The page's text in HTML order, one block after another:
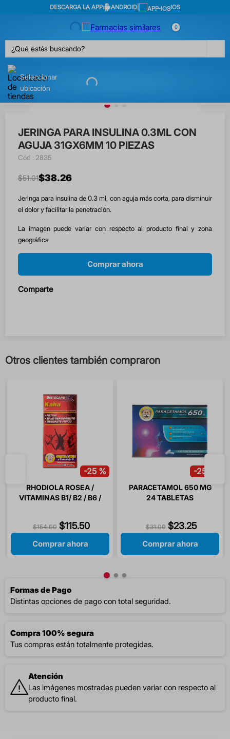
DESCARGA LA APP ANDROID IOS
0
¿Qué estás buscando?
Seleccionar
ubicación
JERINGA PARA INSULINA 0.3ML CON
AGUJA 31GX6MM 10 PIEZAS
: 2835
$51.01$38.26
Jeringa para insulina de 0.3 ml, con aguja más corta, para disminuir
el dolor y facilitar la penetración.
La imagen puede variar con respecto al producto final y zona
geográfica
Comprar ahora
Comparte
Otros clientes también compraron
-25 %
RHODIOLA ROSEA /
VITAMINAS B1/ B2 / B6 /
$154.00 $115.50
Comprar ahora
-25 %
PARACETAMOL 650 MG
24 TABLETAS
$31.00 $23.25
Comprar ahora
Formas de Pago
Distintas opciones de pago con total seguridad.
Compra 100% segura
Tus compras están totalmente protegidas.
Atención
Las imágenes mostradas pueden variar con respecto al
producto final.